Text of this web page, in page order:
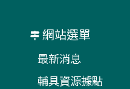
網站選單
最新消息
輔具資源據點